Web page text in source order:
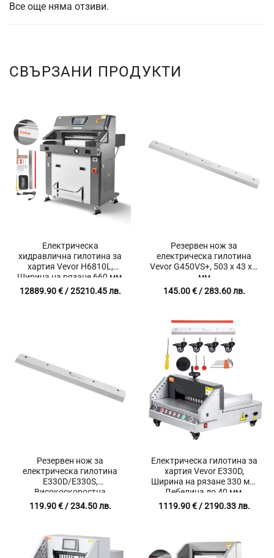
Все още няма отзиви.
СВЪРЗАНИ ПРОДУКТИ
Електрическа
хидравлична гилотина за
хартия Vevor H6810L,
Ширина на рязане 660 мм,
Дебелина на рязане 100
мм, Инфрачервена защита
12889.90€/ 25210.45 лв.
Резервен нож за
електрическа гилотина
Vevor G450VS+, 503 x 43 x 6
мм
145.00€/ 283.60 лв.
Резервен нож за
електрическа гилотина
E330D/E330S,
Високоскоростна
инструментална стомана,
Размер 585 x 44 x 6 мм
119.90€/ 234.50 лв.
Електрическа гилотина за
хартия Vevor E330D,
Ширина на рязане 330 мм,
Дебелина до 40 мм,
Инфрачервена защита
1119.90€/ 2190.33 лв.